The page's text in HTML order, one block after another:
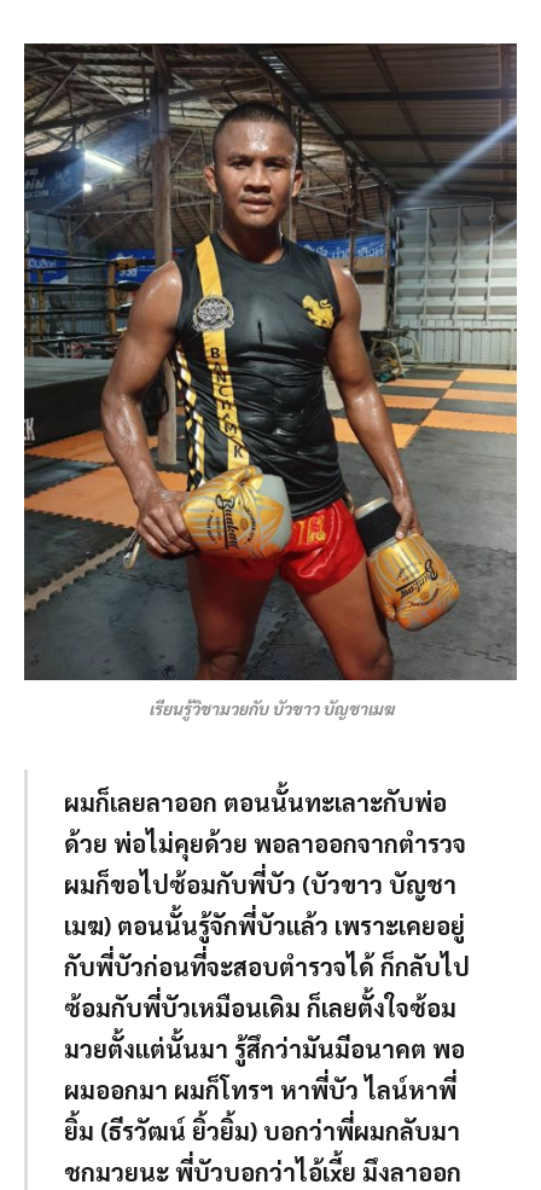
เรียนรู้วิชามวยกับ บัวขาว บัญชาเมฆ
ผมก็เลยลาออก ตอนนั้นทะเลาะกับพ่อ
ด้วย พ่อไม่คุยด้วย พอลาออกจากตำรวจ
ผมก็ขอไปซ้อมกับพี่บัว (บัวขาว บัญชา
เมฆ) ตอนนั้นรู้จักพี่บัวแล้ว เพราะเคยอยู่
กับพี่บัวก่อนที่จะสอบตำรวจได้ ก็กลับไป
ซ้อมกับพี่บัวเหมือนเดิม ก็เลยตั้งใจซ้อม
มวยตั้งแต่นั้นมา รู้สึกว่ามันมีอนาคต พอ
ผมออกมา ผมก็โทรฯ หาพี่บัว ไลน์หาพี่
ยิ้ม (ธีรวัฒน์ ยิ้วยิ้ม) บอกว่าพี่ผมกลับมา
ชกมวยนะ พี่บัวบอกว่าไอ้เxี้ย มึงลาออก